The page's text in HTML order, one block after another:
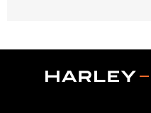
Engine Brightener
and covers